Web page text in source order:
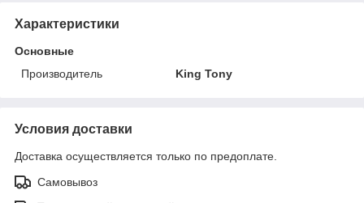
Характеристики
Основные
Производитель
King Tony
Условия доставки
Доставка осуществляется только по предоплате.
Самовывоз